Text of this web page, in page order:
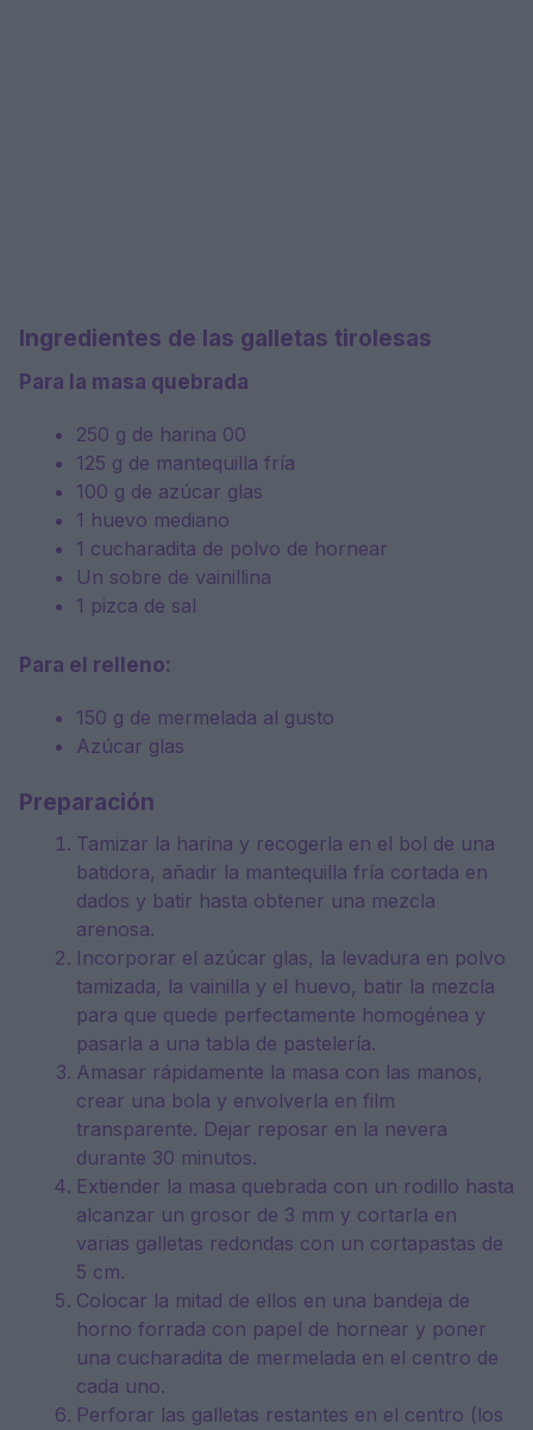
Ingredientes de las galletas tirolesas
Para la masa quebrada
250 g de harina 00
125 g de mantequilla fría
100 g de azúcar glas
1 huevo mediano
1 cucharadita de polvo de hornear
Un sobre de vainillina
1 pizca de sal
Para el relleno:
150 g de mermelada al gusto
Azúcar glas
Preparación
Tamizar la harina y recogerla en el bol de una
batidora, añadir la mantequilla fría cortada en
dados y batir hasta obtener una mezcla
arenosa.
Incorporar el azúcar glas, la levadura en polvo
tamizada, la vainilla y el huevo, batir la mezcla
para que quede perfectamente homogénea y
pasarla a una tabla de pastelería.
Amasar rápidamente la masa con las manos,
crear una bola y envolverla en film
transparente. Dejar reposar en la nevera
durante 30 minutos.
Extiender la masa quebrada con un rodillo hasta
alcanzar un grosor de 3 mm y cortarla en
varias galletas redondas con un cortapastas de
5 cm.
Colocar la mitad de ellos en una bandeja de
horno forrada con papel de hornear y poner
una cucharadita de mermelada en el centro de
cada uno.
Perforar las galletas restantes en el centro (los